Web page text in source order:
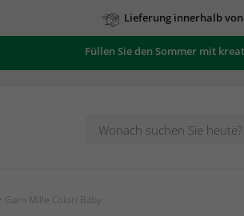
Lieferung innerhalb von
Füllen Sie den Sommer mit
> Garn Mille Colori Baby